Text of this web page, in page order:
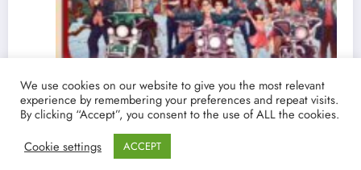
Ver y Descargar ‘Detective Chinatown 3’ |
Torrent castellano español | La película china
We use cookies on our website to give you the most relevant
experience by remembering your preferences and repeat visits.
By clicking “Accept”, you consent to the use of ALL the cookies.
Cookie settings
ACCEPT